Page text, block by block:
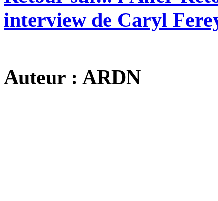
interview de Caryl
Auteur : ARDN